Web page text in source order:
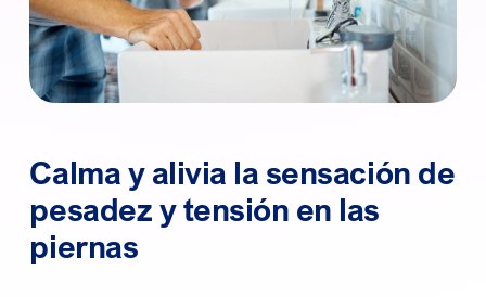
Calma y alivia la sensación de
pesadez y tensión en las
piernas